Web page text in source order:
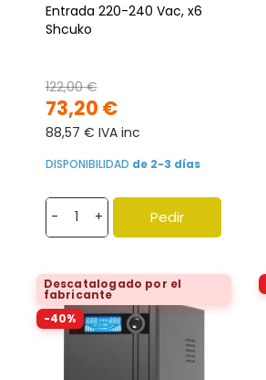
Entrada 220-240 Vac, x6
Shcuko
73,20 €
122,00 €
88,57 € IVA inc
DISPONIBILIDAD de 2-3 días
- + Pedir
Descatalogado por el
fabricante
-40%